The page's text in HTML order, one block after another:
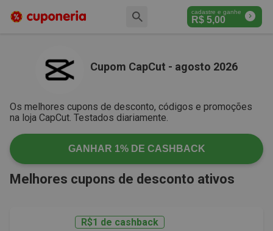
cadastre e ganhe
R$ 5,00
Cupom CapCut - agosto 2026
Os melhores cupons de desconto, códigos e promoções
na loja CapCut. Testados diariamente.
GANHAR 1%DE CASHBACK
Melhores cupons de desconto ativos
R$1 de cashback